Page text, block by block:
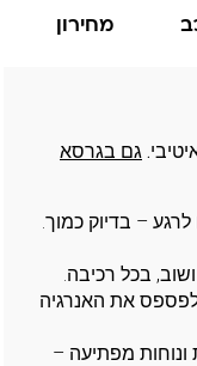
מחירון
. גם בגרסא
בכל רכיבה.
את האנרגיה
מפתיעה –